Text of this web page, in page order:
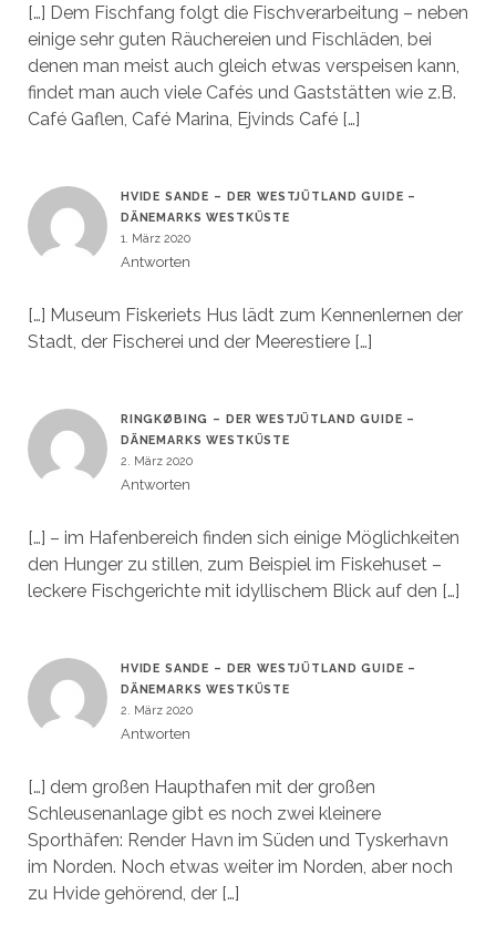
[…] Dem Fischfang folgt die Fischverarbeitung – neben
einige sehr guten Räuchereien und Fischläden, bei
denen man meist auch gleich etwas verspeisen kann,
findet man auch viele Cafés und Gaststätten wie z.B.
Café Gaflen, Café Marina, Ejvinds Café […]
HVIDE SANDE – DER WESTJÜTLAND GUIDE –
DÄNEMARKS WESTKÜSTE
1. März 2020
Antworten
[…] Museum Fiskeriets Hus lädt zum Kennenlernen der
Stadt, der Fischerei und der Meerestiere […]
RINGKØBING – DER WESTJÜTLAND GUIDE –
DÄNEMARKS WESTKÜSTE
2. März 2020
Antworten
[…] – im Hafenbereich finden sich einige Möglichkeiten
den Hunger zu stillen, zum Beispiel im Fiskehuset –
leckere Fischgerichte mit idyllischem Blick auf den […]
HVIDE SANDE – DER WESTJÜTLAND GUIDE –
DÄNEMARKS WESTKÜSTE
2. März 2020
Antworten
[…] dem großen Haupthafen mit der großen
Schleusenanlage gibt es noch zwei kleinere
Sporthäfen: Render Havn im Süden und Tyskerhavn
im Norden. Noch etwas weiter im Norden, aber noch
zu Hvide gehörend, der […]